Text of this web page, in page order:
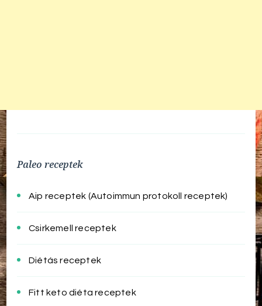
Paleo receptek
Aip receptek (Autoimmun protokoll receptek)
Csirkemell receptek
Diétás receptek
Fitt keto diéta receptek